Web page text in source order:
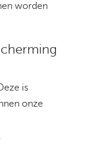
worden
is
onze